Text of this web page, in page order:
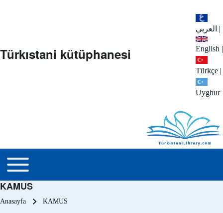
العربي |
English |
Türkçe |
Uyghur
Türkıstani kütüphanesi
menu_tr
Toggle main menu
KAMUS
Sayfa yolu
Anasayfa KAMUS